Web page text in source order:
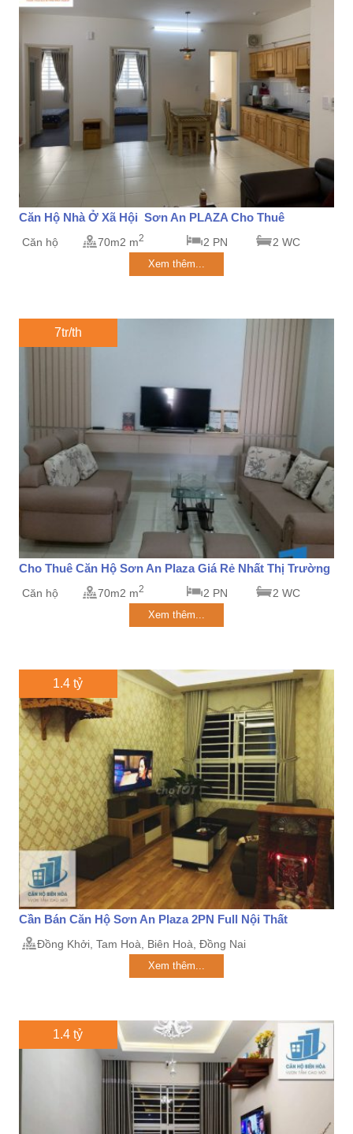
Căn Hộ Nhà Ở Xã Hội Sơn An PLAZA Cho Thuê
Căn hộ 70m2 m2 2 PN 2 WC
Xem thêm...
7tr/th
Cho Thuê Căn Hộ Sơn An Plaza Giá Rẻ Nhất Thị Trường
Căn hộ 70m2 m2 2 PN 2 WC
Xem thêm...
1.4 tỷ
Cần Bán Căn Hộ Sơn An Plaza 2PN Full Nội Thất
Đồng Khởi, Tam Hoà, Biên Hoà, Đồng Nai
Xem thêm...
1.4 tỷ